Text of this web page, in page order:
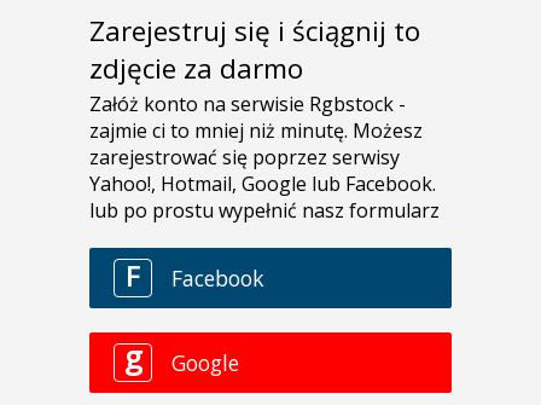
Zarejestruj się i ściągnij to
zdjęcie za darmo